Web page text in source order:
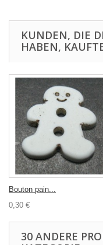
KUNDEN, DIE
HABEN,
Bouton pain...
0,30 €
30 ANDERE